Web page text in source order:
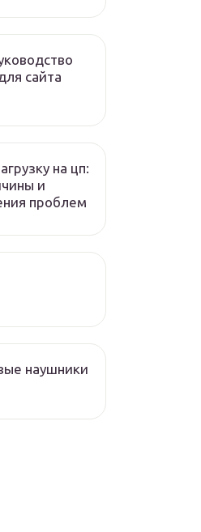
сайта
на цп:
и
проблем
наушники